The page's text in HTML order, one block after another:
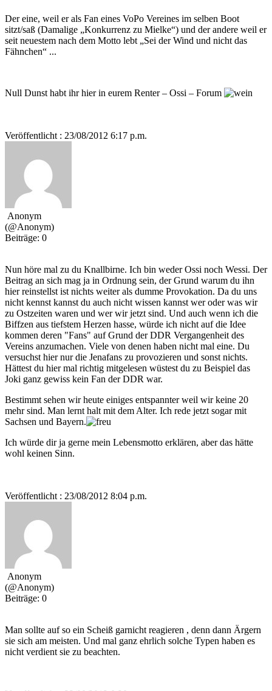
Der eine, weil er als Fan eines VoPo Vereines im selben Boot
sitzt/saß (Damalige „Konkurrenz zu Mielke“) und der andere weil er
seit neuestem nach dem Motto lebt „Sei der Wind und nicht das
Fähnchen“ ...
Null Dunst habt ihr hier in eurem Renter – Ossi – Forum
Veröffentlicht : 23/08/2012 6:17 p.m.
Anonym
(@Anonym)
Beiträge: 0
Nun höre mal zu du Knallbirne. Ich bin weder Ossi noch Wessi. Der
Beitrag an sich mag ja in Ordnung sein, der Grund warum du ihn
hier reinstellst ist nichts weiter als dumme Provokation. Da du uns
nicht kennst kannst du auch nicht wissen kannst wer oder was wir
zu Ostzeiten waren und wer wir jetzt sind. Und auch wenn ich die
Biffzen aus tiefstem Herzen hasse, würde ich nicht auf die Idee
kommen deren "Fans" auf Grund der DDR Vergangenheit des
Vereins anzumachen. Viele von denen haben nicht mal eine. Du
versuchst hier nur die Jenafans zu provozieren und sonst nichts.
Hättest du hier mal richtig mitgelesen wüstest du zu Beispiel das
Joki ganz gewiss kein Fan der DDR war.
Bestimmt sehen wir heute einiges entspannter weil wir keine 20
mehr sind. Man lernt halt mit dem Alter. Ich rede jetzt sogar mit
Sachsen und Bayern.
Ich würde dir ja gerne mein Lebensmotto erklären, aber das hätte
wohl keinen Sinn.
Veröffentlicht : 23/08/2012 8:04 p.m.
Anonym
(@Anonym)
Beiträge: 0
Man sollte auf so ein Scheiß garnicht reagieren , denn dann Ärgern
sie sich am meisten. Und mal ganz ehrlich solche Typen haben es
nicht verdient sie zu beachten.